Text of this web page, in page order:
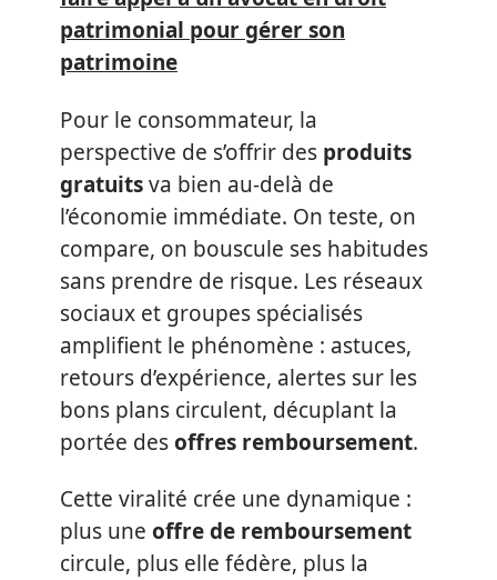
patrimonial pour gérer son
patrimoine
Pour le consommateur, la
perspective de s’offrir des produits
gratuitsva bien au-delà de
l’économie immédiate. On teste, on
compare, on bouscule ses habitudes
sans prendre de risque. Les réseaux
sociaux et groupes spécialisés
amplifient le phénomène : astuces,
retours d’expérience, alertes sur les
bons plans circulent, décuplant la
portée desoffres remboursement.
Cette viralité crée une dynamique :
plus une offre de remboursement
circule, plus elle fédère, plus la